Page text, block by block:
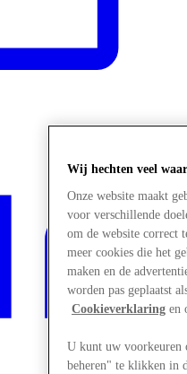
Wij hechten veel
Onze website maakt
voor verschillende
om de website correct
meer cookies die het
maken en de
worden pas geplaatst
Cookieverklaring en
U kunt uw voorkeuren
beheren" te klikken in